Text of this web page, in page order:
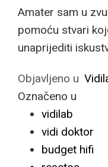
Amater sam u
pomoću stvari
unaprijediti
Objavljeno u
Označeno u
vidilab
vidi doktor
budget hifi